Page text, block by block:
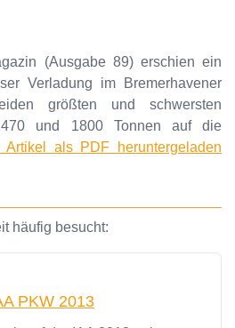
(Ausgabe 89) erschien ein
Verladung im Bremerhavener
größten und schwersten
und 1800 Tonnen auf die
als PDF heruntergeladen
häufig besucht:
PKW 2013